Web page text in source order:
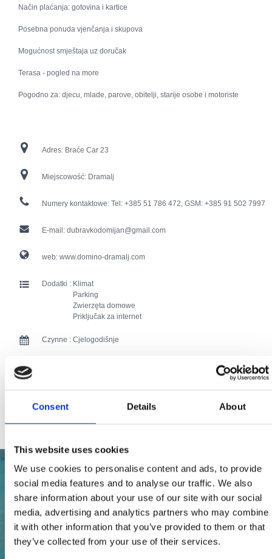
Consent Details About
This website uses cookies
We use cookies to personalise content and ads, to provide
social media features and to analyse our traffic. We also
share information about your use of our site with our social
media, advertising and analytics partners who may combine
it with other information that you’ve provided to them or that
they’ve collected from your use of their services.
Način plaćanja: gotovina i kartice
Posebna ponuda vjenčanja i skupova
Mogućnost smještaja uz doručak
Terasa - pogled na more
Pogodno za: djecu, mlade, parove, obitelji, starije osobe i motoriste
Adres: Braće Car 23
Miejscowość: Dramalj
Numery kontaktowe: Tel: +385 51 786 472, GSM: +385 91 502 7997
E-mail: dubravkodomijan@gmail.com
web: www.domino-dramalj.com
Dodatki : Klimat
Parking
Zwierzęta domowe
Priključak za internet
Czynne : Cjelogodišnje